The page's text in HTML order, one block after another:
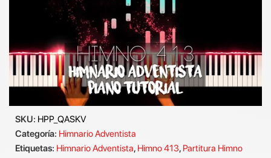
SKU: HPP_QASKV
Categoría: Himnario Adventista
Etiquetas: Himnario Adventista, Himno 413, Partitura Himno